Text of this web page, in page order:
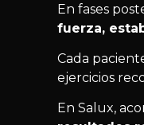
En fases
fuerza,
Cada
ejercicios
En Salux,